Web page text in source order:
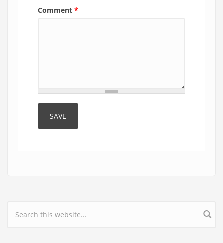
Comment *
Search form